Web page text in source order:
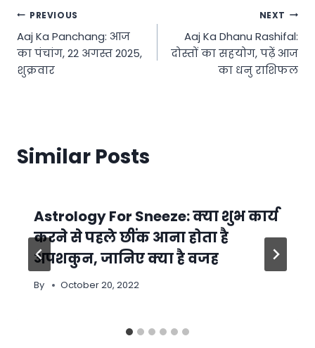
Post
navigation
PREVIOUS
Aaj Ka Panchang: आज
का पंचांग, 22 अगस्त 2025,
शुक्रवार
NEXT
Aaj Ka Dhanu Rashifal:
दोस्तों का सहयोग, पढ़ें आज
का धनु राशिफल
Similar Posts
Astrology For Sneeze: क्या शुभ कार्य
करने से पहले छींक आना होता है
अपशकुन, जानिए क्या है वजह
By October 20, 2022